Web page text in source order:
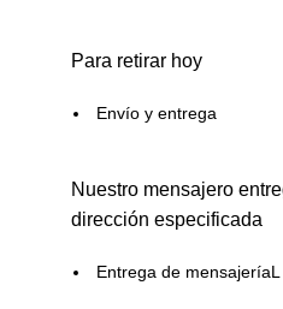
Para retirar hoy
Envío y entrega
Nuestro mensajero
dirección especificada
Entrega de mensajeríaL